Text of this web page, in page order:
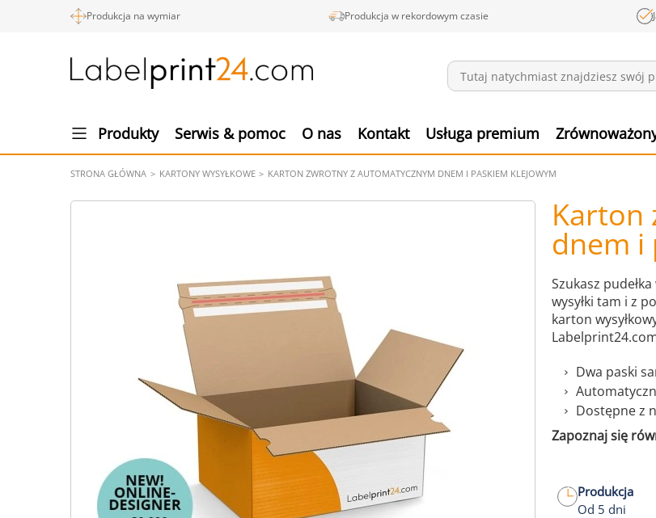
Produkcja na wymiar Produkcja w rekordowym czasie
Produkty Serwis & pomoc O nas Kontakt Usługa premium
STRONA GŁÓWNA KARTONY WYSYŁKOWE KARTON ZWROTNY Z AUTOMATYCZNYM DNEM I PASKIEM KLEJOWYM
Karton
dnem i
Szukasz
wysyłki tam i z
karton
Dwa paski
Dostępne z
Zapoznaj się
Produkcja
Od 5 dni